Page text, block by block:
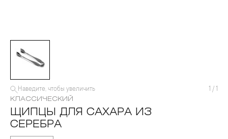
Наведите, чтобы увеличить 1 / 1
КЛАССИЧЕСКИЙ
ЩИПЦЫ ДЛЯ САХАРА ИЗ
СЕРЕБРА